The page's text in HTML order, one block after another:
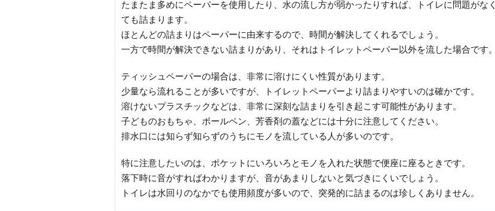
たまたま多めにペーパーを使用したり、水の流し方が弱かったりすれば、トイレに問題がなく
ても詰まります。
ほとんどの詰まりはペーパーに由来するので、時間が解決してくれるでしょう。
一方で時間が解決できない詰まりがあり、それはトイレットペーパー以外を流した場合です。
ティッシュペーパーの場合は、非常に溶けにくい性質があります。
少量なら流れることが多いですが、トイレットペーパーより詰まりやすいのは確かです。
溶けないプラスチックなどは、非常に深刻な詰まりを引き起こす可能性があります。
子どものおもちゃ、ボールペン、芳香剤の蓋などには十分に注意してください。
排水口には知らず知らずのうちにモノを流している人が多いのです。
特に注意したいのは、ポケットにいろいろとモノを入れた状態で便座に座るときです。
落下時に音がすればわかりますが、音があまりしないと気づきにくいでしょう。
トイレは水回りのなかでも使用頻度が多いので、突発的に詰まるのは珍しくありません。